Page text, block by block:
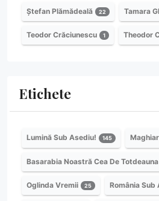
Ștefan Plămădeală 22 Tamara
Teodor Crăciunescu 1 Theodor
Etichete
Lumină Sub Asediu! 145
Basarabia Noastră Cea De Totdeauna
Oglinda Vremii 25 România Sub